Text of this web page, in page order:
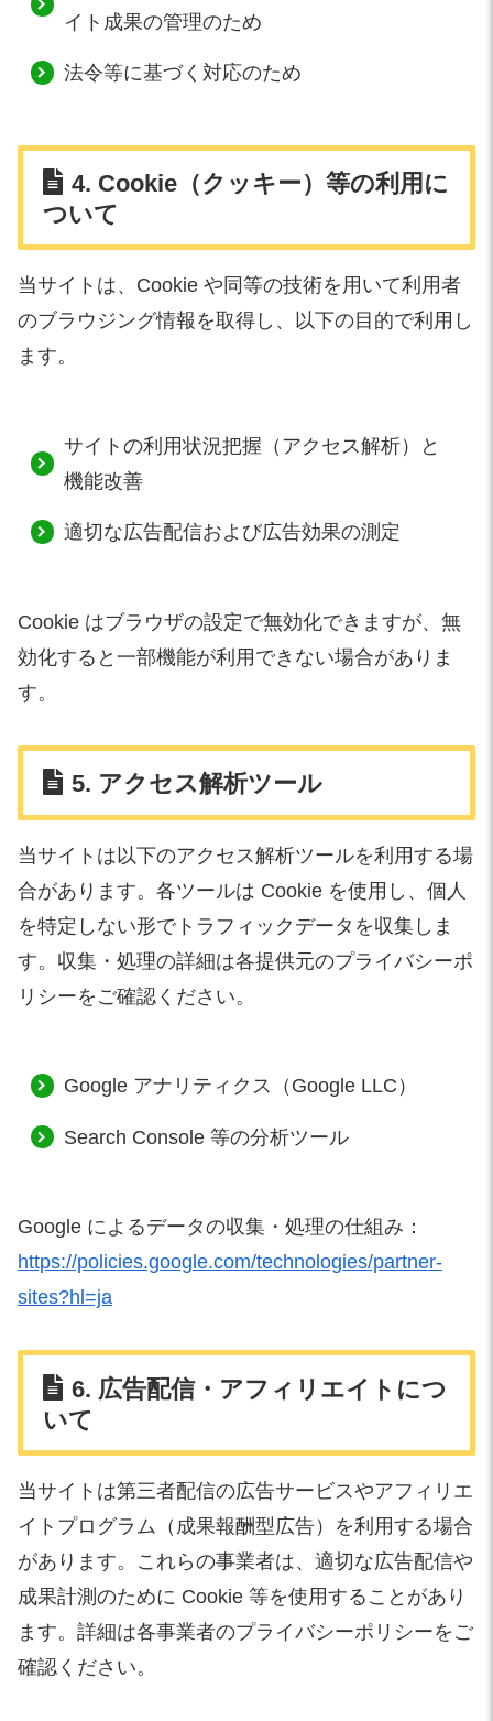
イト成果の管理のため
法令等に基づく対応のため
4. Cookie（クッキー）等の利用に
ついて
当サイトは、Cookie や同等の技術を用いて利用者
のブラウジング情報を取得し、以下の目的で利用し
ます。
サイトの利用状況把握（アクセス解析）と
機能改善
適切な広告配信および広告効果の測定
Cookie はブラウザの設定で無効化できますが、無
効化すると一部機能が利用できない場合がありま
す。
5. アクセス解析ツール
当サイトは以下のアクセス解析ツールを利用する場
合があります。各ツールは Cookie を使用し、個人
を特定しない形でトラフィックデータを収集しま
す。収集・処理の詳細は各提供元のプライバシーポ
リシーをご確認ください。
Google アナリティクス（Google LLC）
Search Console 等の分析ツール
Google によるデータの収集・処理の仕組み：
https://policies.google.com/technologies/partner-
sites?hl=ja
6. 広告配信・アフィリエイトにつ
いて
当サイトは第三者配信の広告サービスやアフィリエ
イトプログラム（成果報酬型広告）を利用する場合
があります。これらの事業者は、適切な広告配信や
成果計測のために Cookie 等を使用することがあり
ます。詳細は各事業者のプライバシーポリシーをご
確認ください。